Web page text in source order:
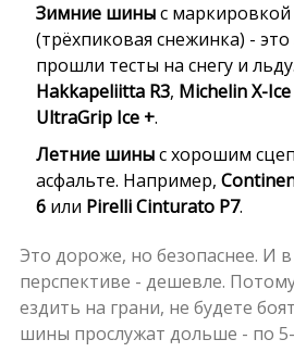
Зимние шиныс маркировкой
(трёхпиковая снежинка) -
прошли тесты на снегу и
Hakkapeliitta R3, Michelin X-
UltraGrip Ice +.
Летние шиныс хорошим
асфальте. Например,
6или Pirelli Cinturato P7.
Это дороже, но безопаснее. И
перспективе - дешевле.
ездить на грани, не будете
шины прослужат дольше - по